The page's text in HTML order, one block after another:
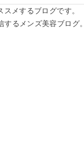
メするブログです。
するメンズ美容ブログ。